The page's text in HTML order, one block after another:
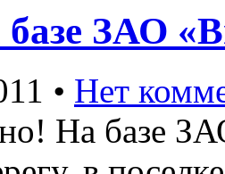
ЗАО
• Нет
На базе